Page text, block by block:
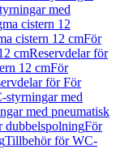
med
cistern 12
cistern 12 cmFör
cmReservdelar för
12 cmFör
för För
styrningar med
med pneumatisk
dubbelspolningFör
Tillbehör för WC-